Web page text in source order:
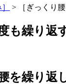
> ［ぎっくり
も繰り
を繰り